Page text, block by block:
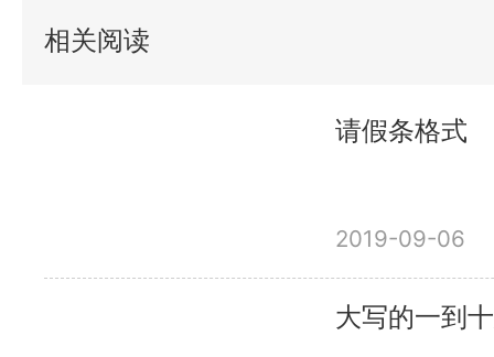
相关阅读
请假条格式
2019-09-06
大写的一到